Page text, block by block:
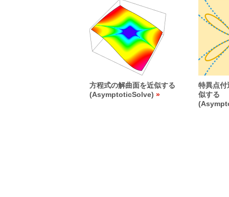
方程式の解曲面を近似する
(AsymptoticSolve)
特異点付
似する